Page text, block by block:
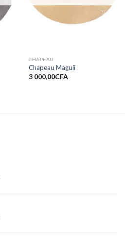
CHAPEAU
Chapeau Maguii
3 000,00CFA